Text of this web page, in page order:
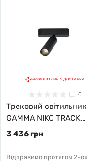
БЕЗКОШТОВНА ДОСТАВКА
0
Трековий світильник
GAMMA NIKO TRACK
MAGNETIC AZ5285
3 436 грн
Відправимо протягом 2-ох